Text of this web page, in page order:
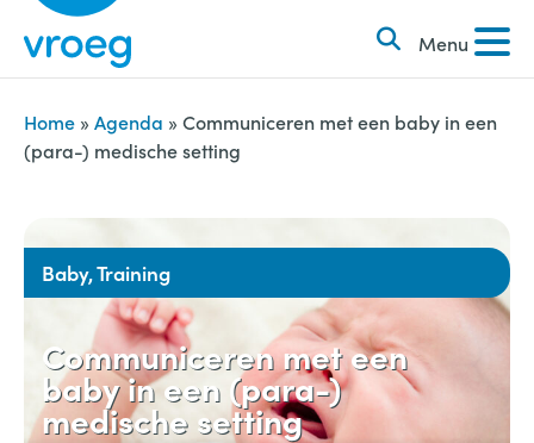
i
Menu
k
e
n
n
a
r
:
Home » Agenda » Communiceren met een baby in een
(para-) medische setting
Baby, Training
Communiceren met een
baby in een (para-)
medische setting